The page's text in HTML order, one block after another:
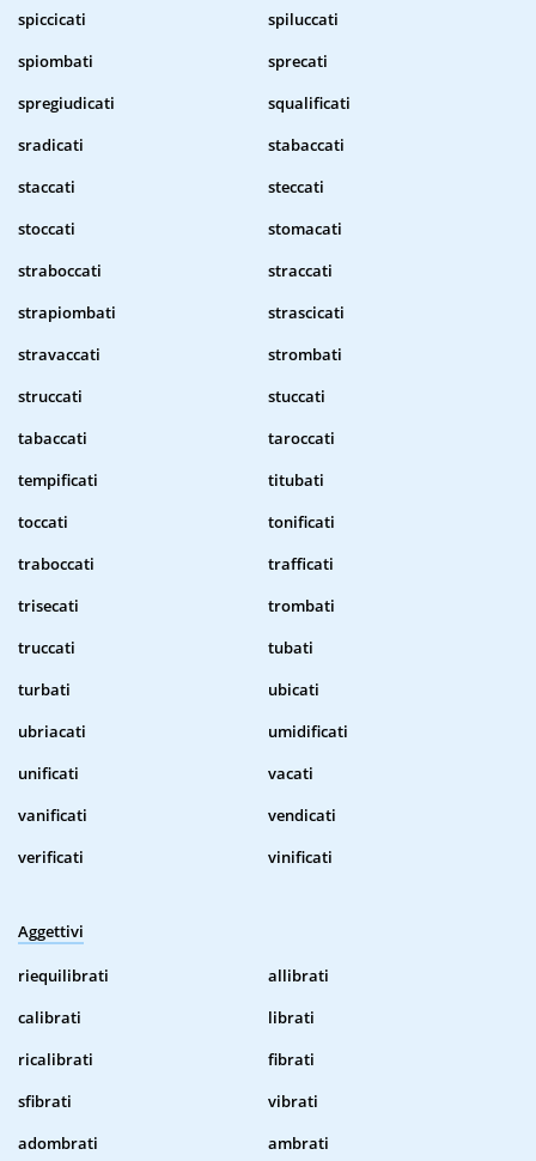
spiccicati
spiluccati
spiombati
sprecati
spregiudicati
squalificati
sradicati
stabaccati
staccati
steccati
stoccati
stomacati
straboccati
straccati
strapiombati
strascicati
stravaccati
strombati
struccati
stuccati
tabaccati
taroccati
tempificati
titubati
toccati
tonificati
traboccati
trafficati
trisecati
trombati
truccati
tubati
turbati
ubicati
ubriacati
umidificati
unificati
vacati
vanificati
vendicati
verificati
vinificati
Aggettivi
riequilibrati
allibrati
calibrati
librati
ricalibrati
fibrati
sfibrati
vibrati
adombrati
ambrati